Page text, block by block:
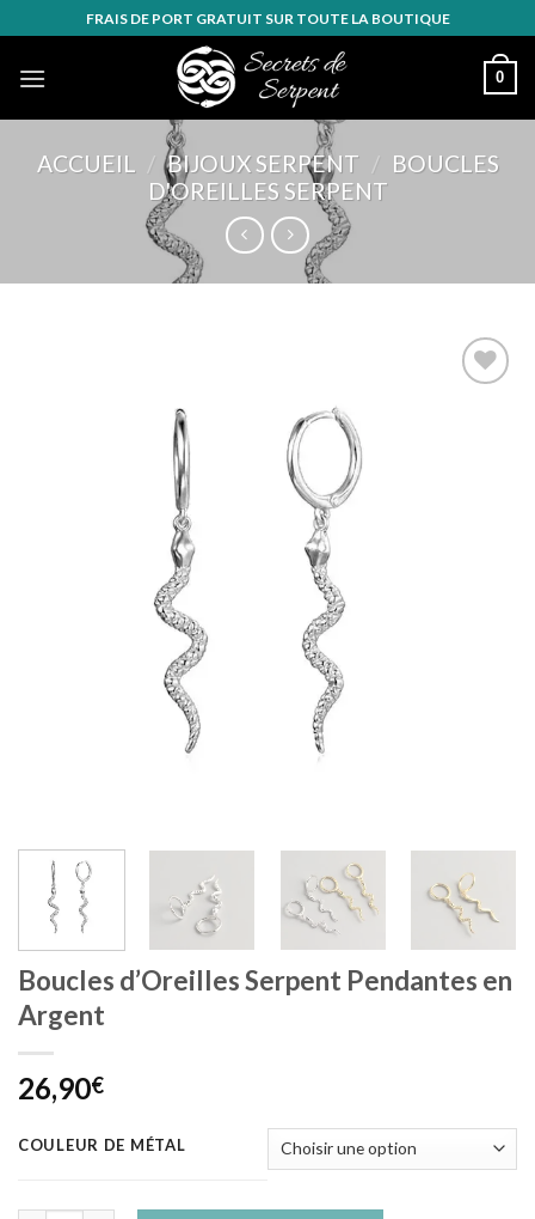
to
content
FRAIS DE PORT GRATUIT SUR TOUTE LA BOUTIQUE
0
ACCUEIL / BIJOUX SERPENT / BOUCLES
D'OREILLES SERPENT
Boucles d’Oreilles Serpent Pendantes en
Argent
26,90€
COULEUR DE MÉTAL